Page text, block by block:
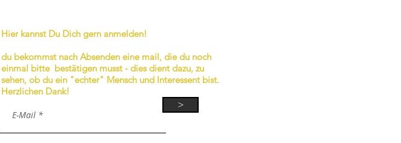
Hier kannst Du Dich gern anmelden!
du bekommst nach Absenden eine mail, die du noch
einmal bitte bestätigen musst - dies dient dazu, zu
sehen, ob du ein "echter" Mensch und Interessent bist.
Herzlichen Dank!
>